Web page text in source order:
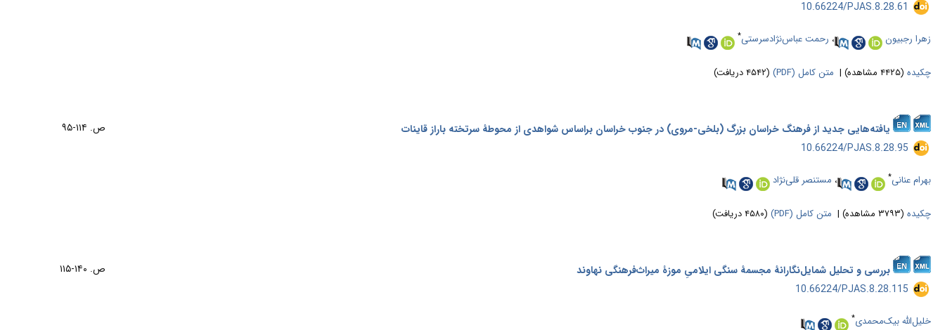
‎ 10.66224/PJAS.8.28.61
زهرا رجبیون ، رحمت عباس‌نژادسرستی*
چکیده (۴۴۲۵ مشاهده) | متن کامل (PDF) (۴۵۴۲ دریافت)
یافته‌هایی جدید از فرهنگ خراسان بزرگ (بلخی-مروی) در جنوب خراسان براساس شواهدی از محوطۀ سرتخته باراز قاینات
ص. ۱۱۴-۹۵
‎ 10.66224/PJAS.8.28.95
بهرام عنانی* ، مستنصر قلی‌نژاد
چکیده (۳۷۹۳ مشاهده) | متن کامل (PDF) (۴۵۸۰ دریافت)
بررسی و تحلیل شمایل‌نگارانۀ مجسمۀ سنگی ایلامیِ موزۀ میراث‌فرهنگی نهاوند
ص. ۱۴۰-۱۱۵
‎ 10.66224/PJAS.8.28.115
خلیل‌الله بیک‌محمدی*